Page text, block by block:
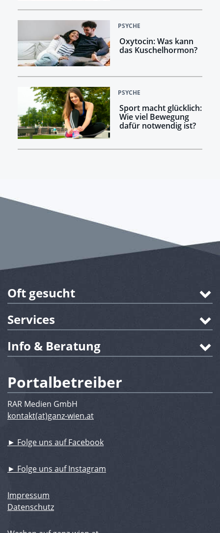
PSYCHE
Oxytocin: Was kann
das Kuschelhormon?
PSYCHE
Sport macht glücklich:
Wie viel Bewegung
dafür notwendig ist?
Oft gesucht
Services
Info & Beratung
Portalbetreiber
RAR Medien GmbH
kontakt(at)ganz-wien.at
► Folge uns auf Facebook
► Folge uns auf Instagram
Impressum
Datenschutz